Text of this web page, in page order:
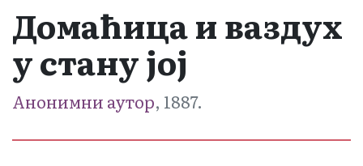
Домаћица и ваздух
у стану јој
Анонимни аутор, 1887.